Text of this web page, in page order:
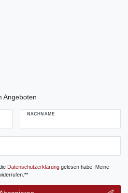
Angeboten
NACHNAME
Daten­schutz­erklärunggelesen habe. Meine